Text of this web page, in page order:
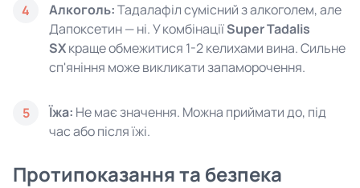
4 Алкоголь:Тадалафіл сумісний з алкоголем, але
Дапоксетин — ні. У комбінаціїSuper Tadalis
SXкраще обмежитися 1-2 келихами вина. Сильне
сп'яніння може викликати запаморочення.
5 Їжа: Не має значення. Можна приймати до, під
час або після їжі.
Протипоказання та безпека